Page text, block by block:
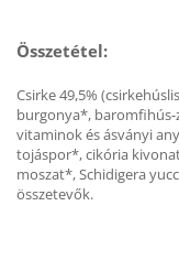
Összetétel:
Csirke 49,5%
burgonya*,
vitaminok és ásványi
tojáspor*, cikória
moszat*, Schidigera
összetevők.